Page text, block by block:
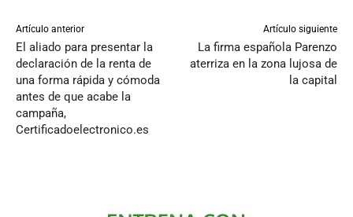
Artículo anterior
El aliado para presentar la
declaración de la renta de
una forma rápida y cómoda
antes de que acabe la
campaña,
Certificadoelectronico.es
Artículo siguiente
La firma española Parenzo
aterriza en la zona lujosa de
la capital